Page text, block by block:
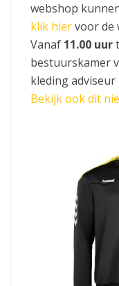
webshop
klik hiervoor de
Vanaf 11.00 uur
bestuurskamer
kleding adviseur
Bekijk ook dit